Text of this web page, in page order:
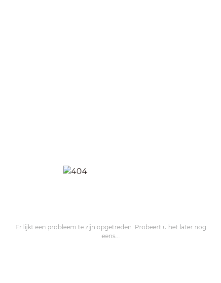
Er lijkt een probleem te zijn opgetreden. Probeert u het later nog
eens...